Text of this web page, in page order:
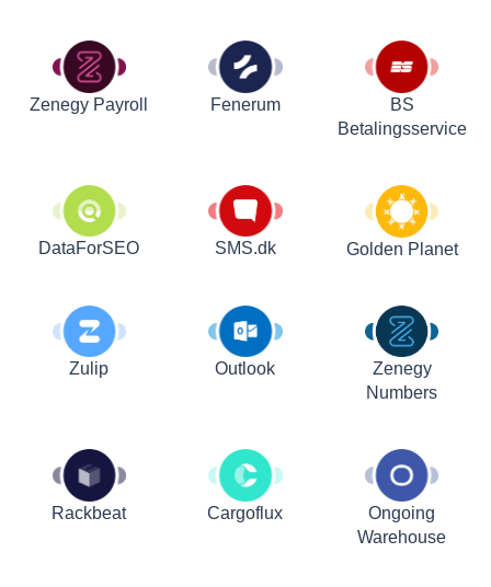
Zenegy Payroll Fenerum
BS
Betalingsservice
DataForSEO SMS.dk Golden Planet
Zulip Outlook
Zenegy
Numbers
Rackbeat Cargoflux
Ongoing
Warehouse